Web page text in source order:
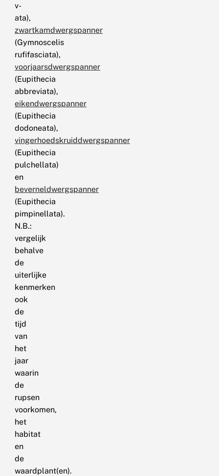
v-
ata),
zwartkamdwergspanner
(Gymnoscelis
rufifasciata),
voorjaarsdwergspanner
(Eupithecia
abbreviata),
eikendwergspanner
(Eupithecia
dodoneata),
vingerhoedskruiddwergspanner
(Eupithecia
pulchellata)
en
beverneldwergspanner
(Eupithecia
pimpinellata).
N.B.:
vergelijk
behalve
de
uiterlijke
kenmerken
ook
de
tijd
van
het
jaar
waarin
de
rupsen
voorkomen,
het
habitat
en
de
waardplant(en).